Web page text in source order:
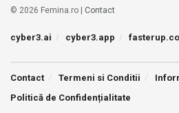
© 2026 Femina.ro | Contact
cyber3.ai cyber3.app
Contact Termeni si Conditii
Politică de Confidențialitate